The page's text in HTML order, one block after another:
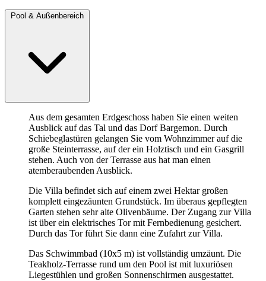
Aus dem gesamten Erdgeschoss haben Sie einen weiten
Ausblick auf das Tal und das Dorf Bargemon. Durch
Schiebeglastüren gelangen Sie vom Wohnzimmer auf die
große Steinterrasse, auf der ein Holztisch und ein Gasgrill
stehen. Auch von der Terrasse aus hat man einen
atemberaubenden Ausblick.
Die Villa befindet sich auf einem zwei Hektar großen
komplett eingezäunten Grundstück. Im überaus gepflegten
Garten stehen sehr alte Olivenbäume. Der Zugang zur Villa
ist über ein elektrisches Tor mit Fernbedienung gesichert.
Durch das Tor führt Sie dann eine Zufahrt zur Villa.
Das Schwimmbad (10x5 m) ist vollständig umzäunt. Die
Teakholz-Terrasse rund um den Pool ist mit luxuriösen
Liegestühlen und großen Sonnenschirmen ausgestattet.